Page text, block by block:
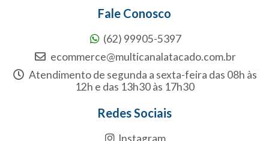
Fale Conosco
(62) 99905-5397
ecommerce@multicanalatacado.com.br
Atendimento de segunda a sexta-feira das 08h às
12h e das 13h30 às 17h30
Redes Sociais